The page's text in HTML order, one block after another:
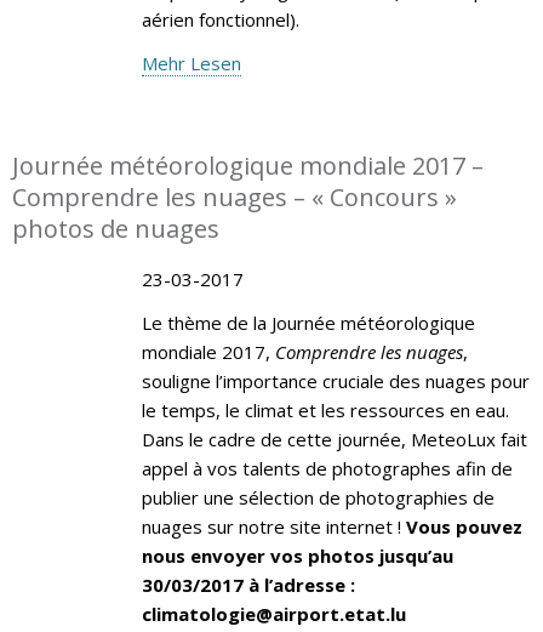
aérien fonctionnel).
Mehr Lesen
Journée météorologique mondiale 2017 –
Comprendre les nuages – « Concours »
photos de nuages
23-03-2017
Le thème de la Journée météorologique
mondiale 2017, Comprendre les nuages,
souligne l’importance cruciale des nuages pour
le temps, le climat et les ressources en eau.
Dans le cadre de cette journée, MeteoLux fait
appel à vos talents de photographes afin de
publier une sélection de photographies de
nuages sur notre site internet ! Vous pouvez
nous envoyer vos photos jusqu’au
30/03/2017 à l’adresse :
climatologie@airport.etat.lu